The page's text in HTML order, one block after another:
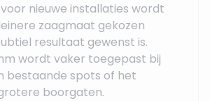
nieuwe installaties wordt
zaagmaat gekozen
resultaat gewenst is.
wordt vaker toegepast bij
bestaande spots of het
boorgaten.